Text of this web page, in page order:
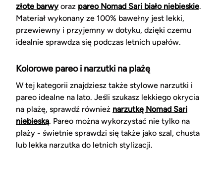
złote barwyoraz pareo Nomad Sari biało niebieskie.
Materiał wykonany ze 100% bawełny jest lekki,
przewiewny i przyjemny w dotyku, dzięki czemu
idealnie sprawdza się podczas letnich upałów.
Kolorowe pareo i narzutki na plażę
W tej kategorii znajdziesz także stylowe narzutki i
pareo idealne na lato. Jeśli szukasz lekkiego okrycia
na plażę, sprawdź również narzutkę Nomad Sari
niebieską. Pareo można wykorzystać nie tylko na
plaży - świetnie sprawdzi się także jako szal, chusta
lub lekka narzutka do letnich stylizacji.